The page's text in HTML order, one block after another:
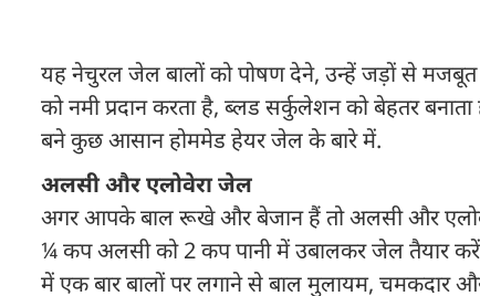
यह नेचुरल जेल बालों को पोषण देने, उन्हें जड़ों से मजबूत
को नमी प्रदान करता है, ब्लड सर्कुलेशन को बेहतर
बने कुछ आसान होममेड हेयर जेल के बारे में.
अलसी और एलोवेरा जेल
अगर आपके बाल रूखे और बेजान हैं तो अलसी और
¼ कप अलसी को 2 कप पानी में उबालकर जेल तैयार
में एक बार बालों पर लगाने से बाल मुलायम, चमकदार